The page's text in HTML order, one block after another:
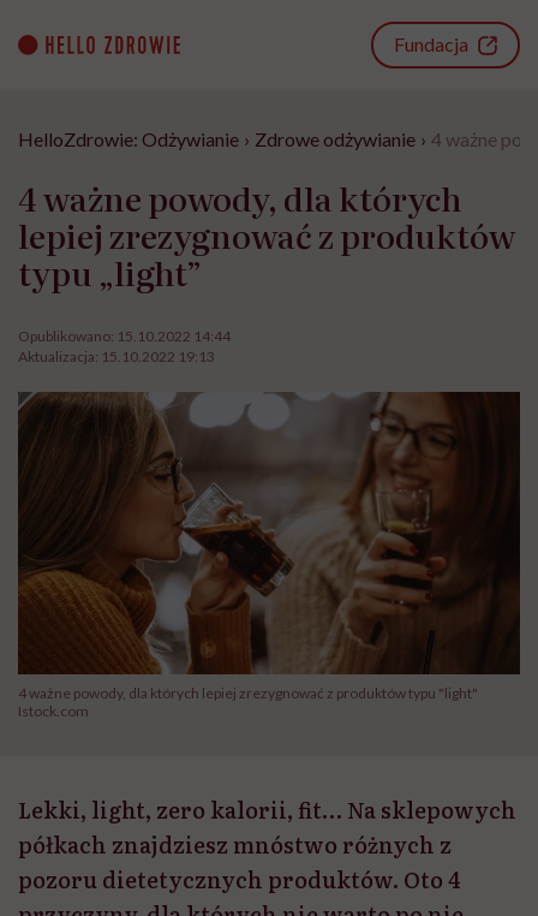
content
Fundacja
HelloZdrowie: Odżywianie › Zdrowe odżywianie › 4 ważne
4 ważne powody, dla których
lepiej zrezygnować z produktów
typu „light”
Opublikowano: 15.10.2022 14:44
Aktualizacja: 15.10.2022 19:13
4 ważne powody, dla których lepiej zrezygnować z produktów typu "light"
Istock.com
Lekki, light, zero kalorii, fit… Na sklepowych
półkach znajdziesz mnóstwo różnych z
pozoru dietetycznych produktów. Oto 4